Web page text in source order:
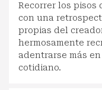
Recorrer los pisos
con una
propias del
hermosamente
adentrarse más
cotidiano.